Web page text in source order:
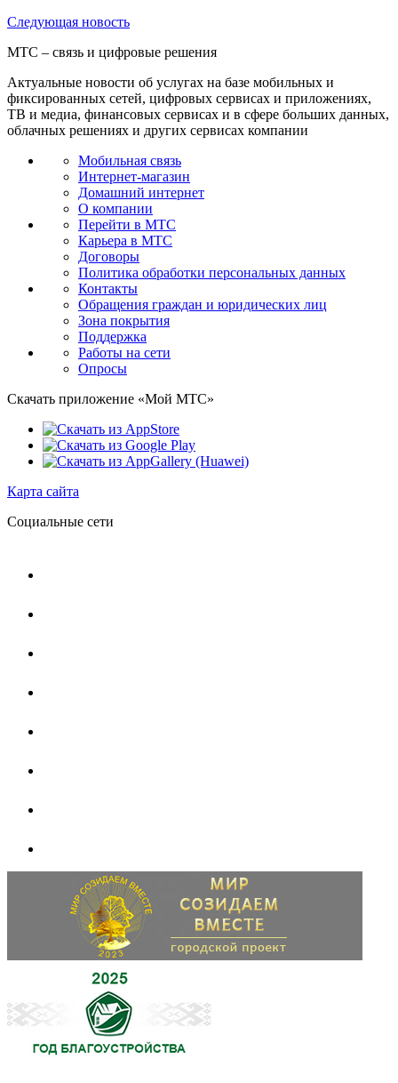
Следующая новость
МТС – связь и цифровые решения
Актуальные новости об услугах на базе мобильных и
фиксированных сетей, цифровых сервисах и приложениях,
ТВ и медиа, финансовых сервисах и в сфере больших данных,
облачных решениях и других сервисах компании
Мобильная связь
Интернет-магазин
Домашний интернет
О компании
Перейти в МТС
Карьера в МТС
Договоры
Политика обработки персональных данных
Контакты
Обращения граждан и юридических лиц
Зона покрытия
Поддержка
Работы на сети
Опросы
Скачать приложение «Мой МТС»
Карта сайта
Социальные сети